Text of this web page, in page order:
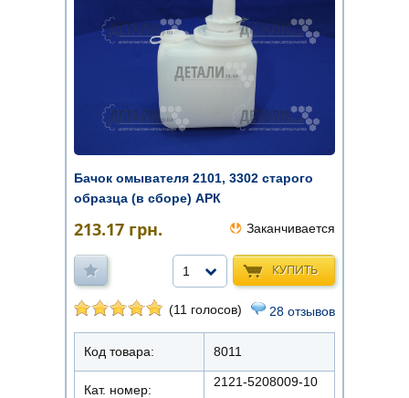
Бачок омывателя 2101, 3302 старого
образца (в сборе) АРК
213.17 грн. Заканчивается
КУПИТЬ
1
(11 голосов) 28 отзывов
Код товара: 8011
Кат. номер:
2121-5208009-10